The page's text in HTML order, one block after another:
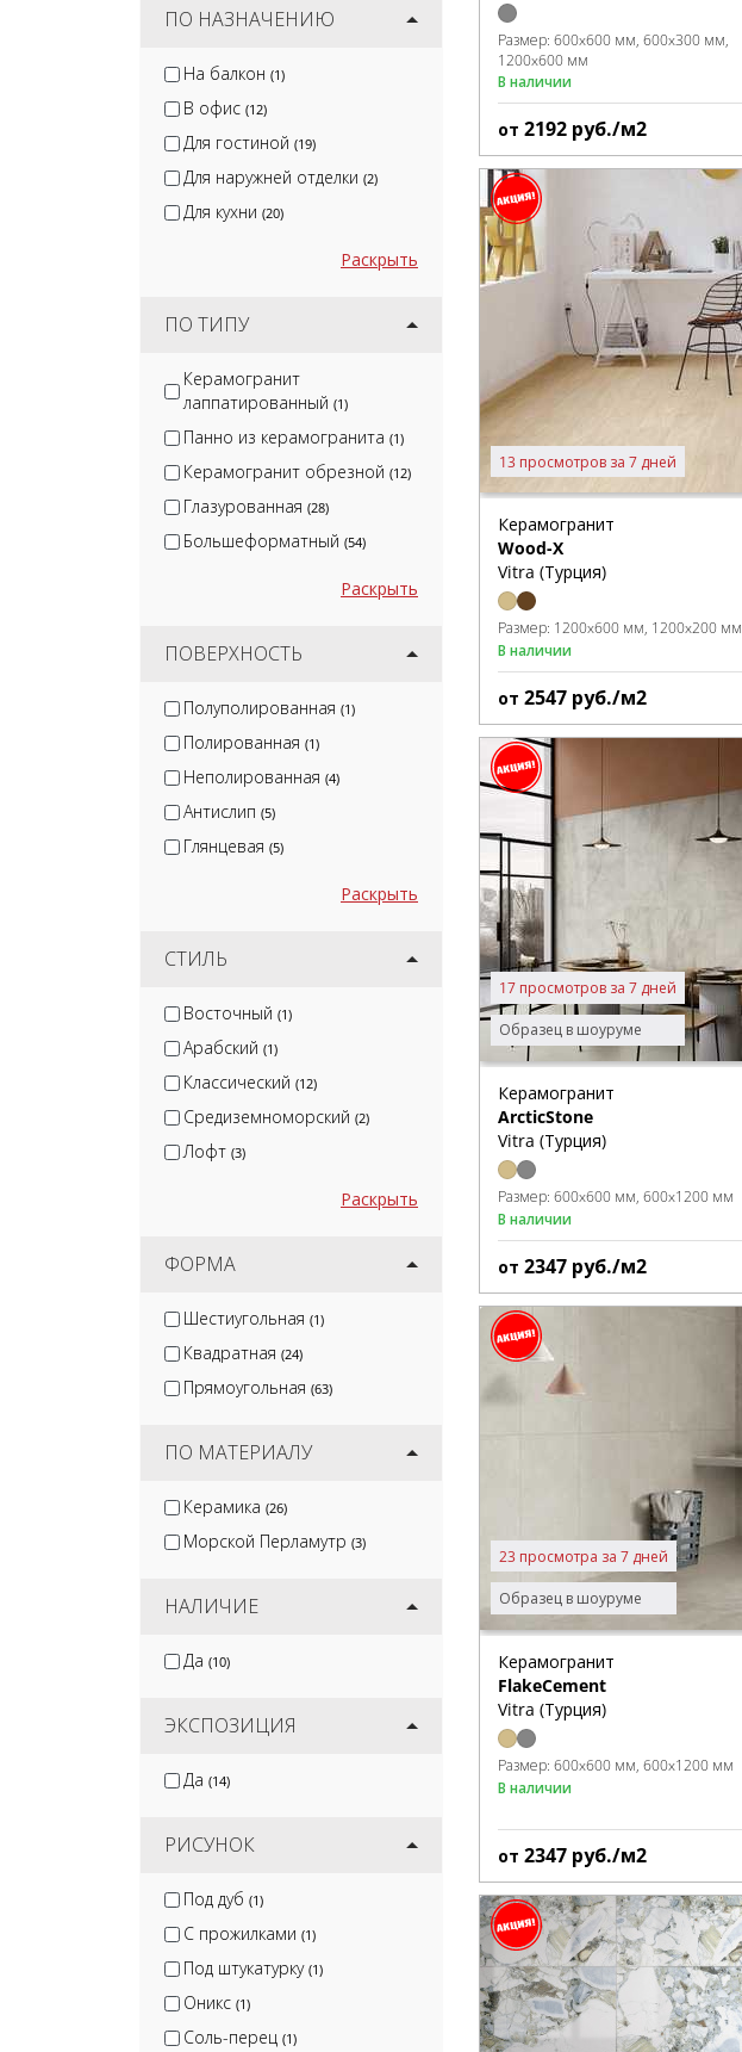
ПО НАЗНАЧЕНИЮ
На балкон (1)
В офис (12)
Для гостиной (19)
Для наружней отделки (2)
Для кухни (20)
Раскрыть
ПО ТИПУ
Керамогранит
лаппатированный (1)
Панно из керамогранита (1)
Керамогранит обрезной (12)
Глазурованная (28)
Большеформатный (54)
Раскрыть
ПОВЕРХНОСТЬ
Полуполированная (1)
Полированная (1)
Неполированная (4)
Антислип (5)
Глянцевая (5)
Раскрыть
СТИЛЬ
Восточный (1)
Арабский (1)
Классический (12)
Средиземноморский (2)
Лофт (3)
Раскрыть
ФОРМА
Шестиугольная (1)
Квадратная (24)
Прямоугольная (63)
ПО МАТЕРИАЛУ
Керамика (26)
Морской Перламутр (3)
НАЛИЧИЕ
Да (10)
ЭКСПОЗИЦИЯ
Да (14)
РИСУНОК
Под дуб (1)
С прожилками (1)
Под штукатурку (1)
Оникс (1)
Соль-перец (1)
Размер: 600x600 мм 600x300 мм
1200x600 мм
В наличии
от 2192 руб./м2
13 просмотров за 7 дней
Керамогранит
Wood-X
Vitra (Турция)
Размер: 1200x600 мм 1200x200 мм
В наличии
от 2547 руб./м2
Образец в шоуруме
17 просмотров за 7 дней
Керамогранит
ArcticStone
Vitra (Турция)
Размер: 600x600 мм 600x1200 мм
В наличии
от 2347 руб./м2
Образец в шоуруме
23 просмотра за 7 дней
Керамогранит
FlakeCement
Vitra (Турция)
Размер: 600x600 мм 600x1200 мм
В наличии
от 2347 руб./м2